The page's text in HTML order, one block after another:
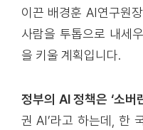
이끈 배경훈 AI연구원
사람을 투톱으로 내세
을 키울 계획입니다.
정부의 AI 정책은 ‘소버
권 AI’라고 하는데, 한